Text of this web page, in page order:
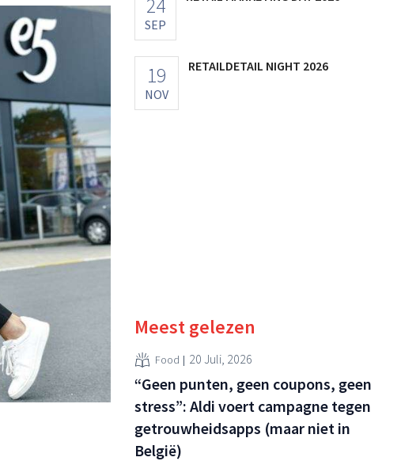
SEP
19
NOV
RETAILDETAIL NIGHT 2026
Meest gelezen
Food 20 Juli, 2026
“Geen punten, geen coupons, geen
stress”: Aldi voert campagne tegen
getrouwheidsapps (maar niet in
België)